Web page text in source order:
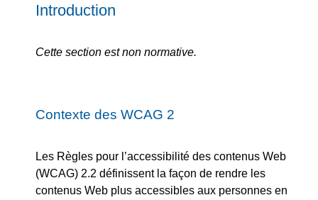
Introduction
Cette section est non normative.
Contexte des WCAG 2
Les Règles pour l’accessibilité des contenus Web
(WCAG) 2.2 définissent la façon de rendre les
contenus Web plus accessibles aux personnes en